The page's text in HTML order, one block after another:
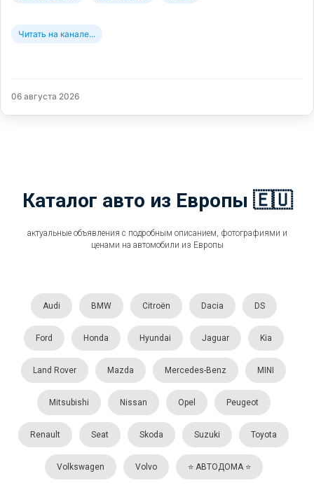
Читать на канале...
06 августа 2026
Каталог авто из Европы 🇪🇺
актуальные объявления с подробным описанием, фотографиями и
ценами на автомобили из Европы
Audi BMW Citroën Dacia DS
Ford Honda Hyundai Jaguar Kia
Land Rover Mazda Mercedes-Benz MINI
Mitsubishi Nissan Opel Peugeot
Renault Seat Skoda Suzuki Toyota
Volkswagen Volvo ⭐️ АВТОДОМА ⭐️